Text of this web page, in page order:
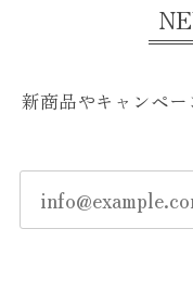
新商品やキャンペ